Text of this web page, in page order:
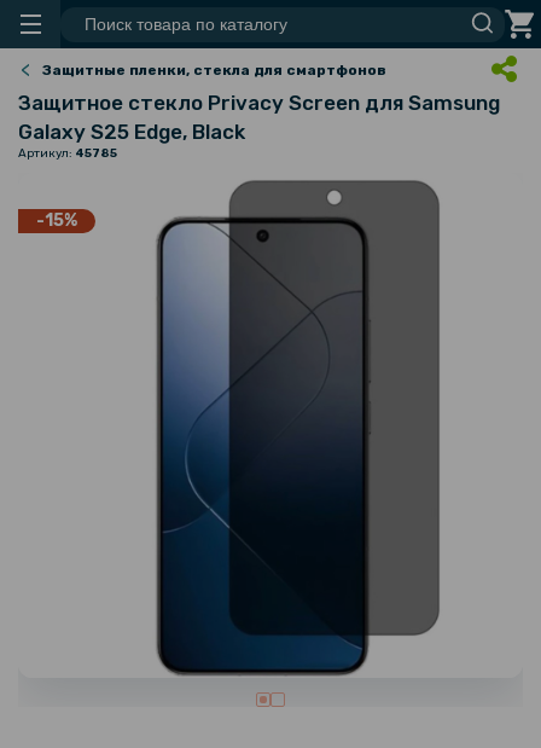
Защитные пленки, стекла для смартфонов
Защитное стекло Privacy Screen для Samsung
Galaxy S25 Edge, Black
Артикул: 45785
-15%